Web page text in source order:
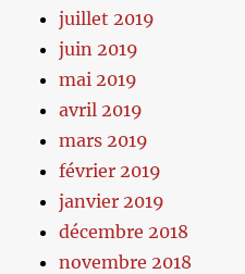
juillet 2019
juin 2019
mai 2019
avril 2019
mars 2019
février 2019
janvier 2019
décembre 2018
novembre 2018